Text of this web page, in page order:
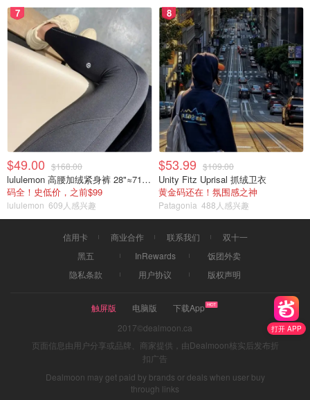
打开 APP
7
$49.00 $168.00
lululemon 高腰加绒紧身裤 28"≈71cm 5个口袋
码全！史低价，之前$99
lululemon 609人感兴趣
8
$53.99 $109.00
Unity Fitz Uprisal 抓绒卫衣
黄金码还在！氛围感之神
Patagonia 488人感兴趣
信用卡 商业合作 联系我们
双十一
黑五
InRewards
饭团外卖
隐私条款
用户协议 版权声明
触屏版 电脑版
下载App
2017©dealmoon.ca
页面信息由用户分享或品牌、商家提供，由Dealmoon核实后发布折
扣广告
Dealmoon may get paid by brands or deals when user buy
through links